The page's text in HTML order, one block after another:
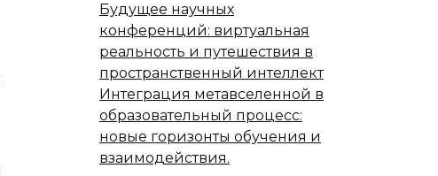
Будущее научных
конференций: виртуальная
реальность и путешествия в
пространственный интеллект
Интеграция метавселенной в
образовательный процесс:
новые горизонты обучения и
взаимодействия.